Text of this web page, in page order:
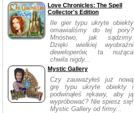
Love Chronicles: The Spell
Collector's Edition
Ile gier typu ukryte obiekty
omawialiśmy do tej pory?
Mnóstwo, jak sądzimy.
Dzięki wielkiej wyobraźni
deweloperów, ta nużąca
chwila nigdy...
Mystic Gallery
Czy zauważyłeś już nową
grę typu ukryte obiekty i
podwinąłeś rękawy, aby ją
wypróbować? Nie spiesz się!
Mystic Gallery od firmy...